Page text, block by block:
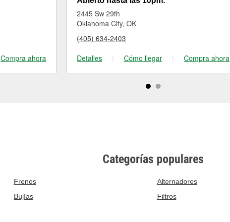
Compra ahora
2445 Sw 29th
Oklahoma City, OK
(405) 634-2403
Detalles
| Cómo llegar | Compra ahora
Categorías populares
Frenos Alternadores
Bujías Filtros